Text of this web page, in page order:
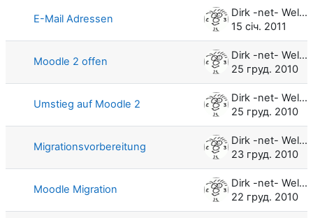
E-Mail Adressen
Dirk -net- Weller
15 січ. 2011
Moodle 2 offen
Dirk -net- Weller
25 груд. 2010
Umstieg auf Moodle 2
Dirk -net- Weller
25 груд. 2010
Migrationsvorbereitung
Dirk -net- Weller
23 груд. 2010
Moodle Migration
Dirk -net- Weller
22 груд. 2010